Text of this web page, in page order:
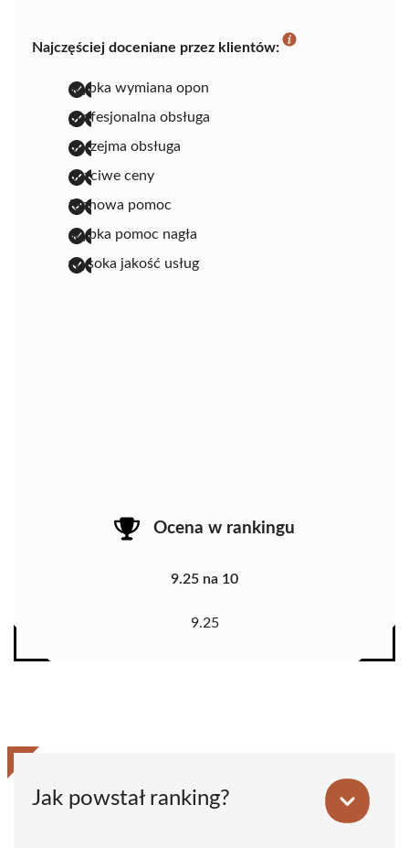
Najczęściej doceniane przez klientów:
szybka wymiana opon
profesjonalna obsługa
uprzejma obsługa
uczciwe ceny
fachowa pomoc
szybka pomoc nagła
wysoka jakość usług
Ocena w rankingu
9.25 na 10
9.25
Jak powstał ranking?